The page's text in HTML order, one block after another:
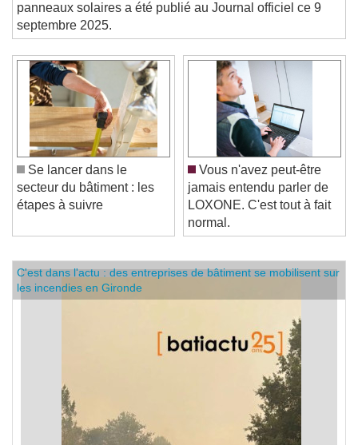
panneaux solaires a été publié au Journal officiel ce 9
septembre 2025.
Se lancer dans le
secteur du bâtiment : les
étapes à suivre
Vous n'avez peut-être
jamais entendu parler de
LOXONE. C'est tout à fait
normal.
C'est dans l'actu : des entreprises de bâtiment se mobilisent sur
les incendies en Gironde